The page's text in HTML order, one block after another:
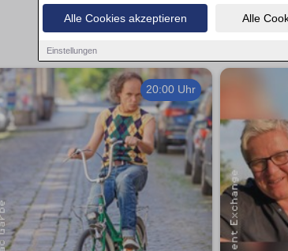
Alle Cookies akzeptieren Alle
Einstellungen
aufregende Veranstaltungen
20:00 Uhr